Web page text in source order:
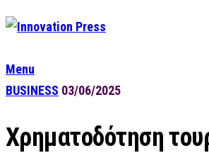
Menu
BUSINESS 03/06/2025
Χρηματοδότηση